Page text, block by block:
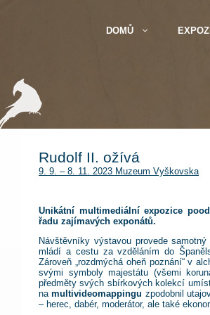
DOMŮ
Rudolf II. ožívá
9. 9. – 8. 11. 2023 Muzeum Vyškovska
Unikátní multimediální expozice
řadu zajímavých exponátů.
Návštěvníky výstavou provede samotný
mládí a cestu za vzděláním do
Zároveň „rozdmýchá oheň poznání“ v
svými symboly majestátu (všemi
předměty svých sbírkových kolekcí
namultivideomappingu zpodobnil
– herec, dabér, moderátor, ale také